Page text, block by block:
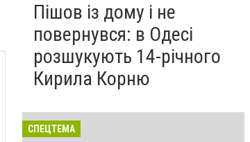
Пішов із дому і не
повернувся: в Одесі
розшукують 14-річного
Кирила Корню
СПЕЦТЕМА